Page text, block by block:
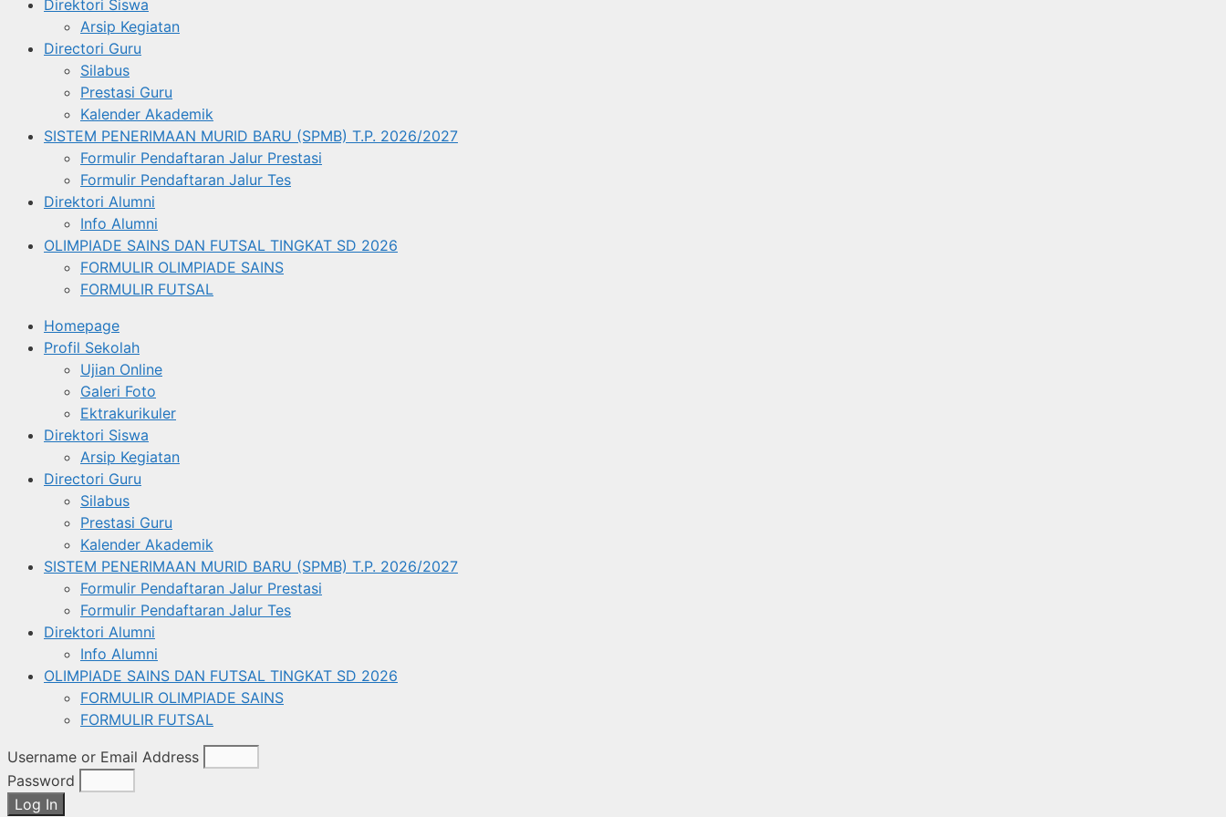
Direktori Siswa
Arsip Kegiatan
Directori Guru
Silabus
Prestasi Guru
Kalender Akademik
SISTEM PENERIMAAN MURID BARU (SPMB) T.P. 2026/2027
Formulir Pendaftaran Jalur Prestasi
Formulir Pendaftaran Jalur Tes
Direktori Alumni
Info Alumni
OLIMPIADE SAINS DAN FUTSAL TINGKAT SD 2026
FORMULIR OLIMPIADE SAINS
FORMULIR FUTSAL
Homepage
Profil Sekolah
Ujian Online
Galeri Foto
Ektrakurikuler
Direktori Siswa
Arsip Kegiatan
Directori Guru
Silabus
Prestasi Guru
Kalender Akademik
SISTEM PENERIMAAN MURID BARU (SPMB) T.P. 2026/2027
Formulir Pendaftaran Jalur Prestasi
Formulir Pendaftaran Jalur Tes
Direktori Alumni
Info Alumni
OLIMPIADE SAINS DAN FUTSAL TINGKAT SD 2026
FORMULIR OLIMPIADE SAINS
FORMULIR FUTSAL
Username or Email Address
Password
Log In